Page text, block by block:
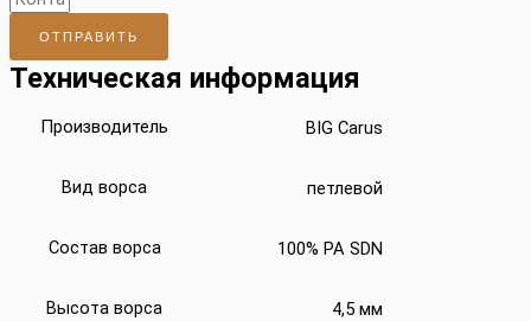
ОТПРАВИТЬ
Техническая информация
Производитель BIG Carus
Вид ворса петлевой
Состав ворса 100% PA SDN
Высота ворса 4,5 мм